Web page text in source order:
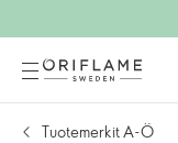
Tuotemerkit A-Ö